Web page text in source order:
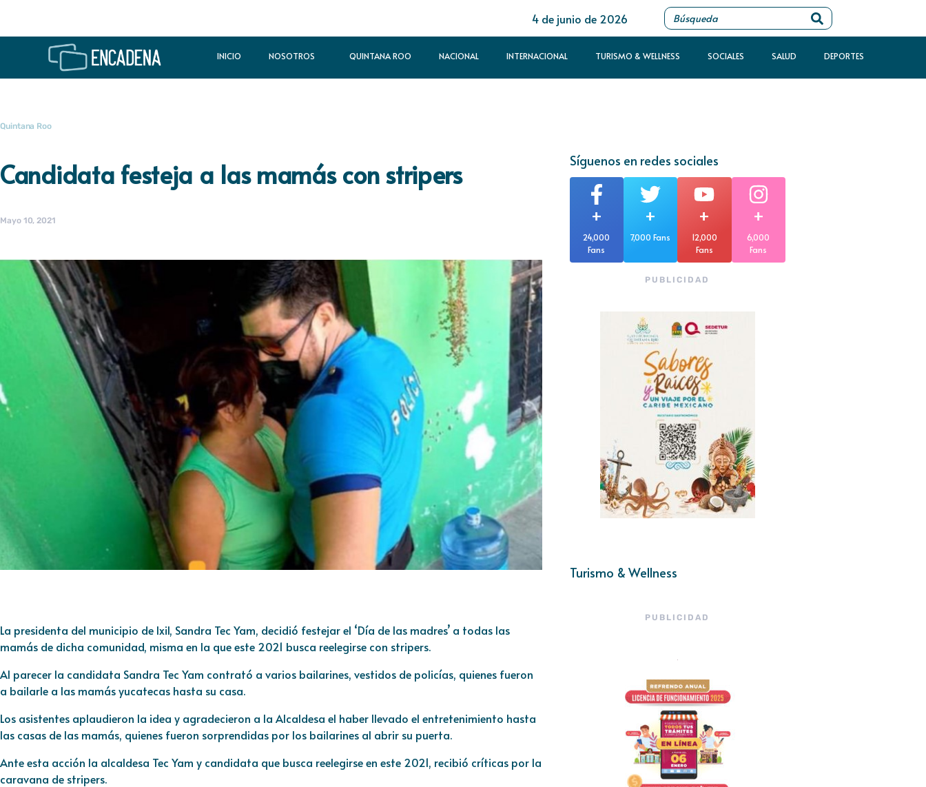
4 de junio de 2026
INICIO NOSOTROS QUINTANA ROO NACIONAL INTERNACIONAL TURISMO & WELLNESS SOCIALES SALUD DEPORTES
Quintana Roo
Candidata festeja a las mamás con stripers
Mayo 10, 2021
La presidenta del municipio de Ixil, Sandra Tec Yam, decidió festejar el ‘Día de las madres’ a todas las
mamás de dicha comunidad, misma en la que este 2021 busca reelegirse con stripers.
Al parecer la candidata Sandra Tec Yam contrató a varios bailarines, vestidos de policías, quienes fueron
a bailarle a las mamás yucatecas hasta su casa.
Los asistentes aplaudieron la idea y agradecieron a la Alcaldesa el haber llevado el entretenimiento hasta
las casas de las mamás, quienes fueron sorprendidas por los bailarines al abrir su puerta.
Ante esta acción la alcaldesa Tec Yam y candidata que busca reelegirse en este 2021, recibió críticas por la
caravana de stripers.
Síguenos en redes sociales
+
24,000
Fans
+
7,000 Fans
+
12,000
Fans
+
6,000
Fans
PUBLICIDAD
Turismo & Wellness
PUBLICIDAD